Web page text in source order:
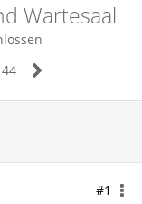
Wartesaal
44
#1